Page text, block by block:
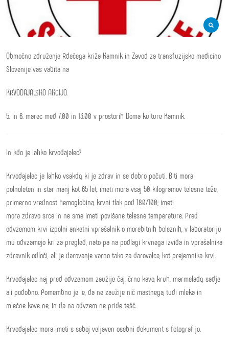
Območno združenje Rdečega križa Kamnik in Zavod za transfuzijsko medicino
Slovenije vas vabita na
KRVODAJALSKO AKCIJO.
5. in 6. marec med 7.00 in 13.00 v prostorih Doma kulture Kamnik.
In kdo je lahko krvodajalec?
Krvodajalec je lahko vsakdo, ki je zdrav in se dobro počuti. Biti mora
polnoleten in star manj kot 65 let, imeti mora vsaj 50 kilogramov telesne teže,
primerno vrednost hemoglobina, krvni tlak pod 180/100; imeti
mora zdravo srce in ne sme imeti povišane telesne temperature. Pred
odvzemom krvi izpolni anketni vprašalnik o morebitnih boleznih, v laboratoriju
mu odvzamejo kri za pregled, nato pa na podlagi krvnega izvida in vprašalnika
zdravnik odloči, ali je darovanje varno tako za darovalca, kot prejemnika krvi.
Krvodajalec naj pred odvzemom zaužije čaj, črno kavo, kruh, marmelado, sadje
ali podobno. Pomembno je le, da ne zaužije nič mastnega, tudi mleka in
mlečne kave ne, in da na odvzem ne pride tešč.
Krvodajalec mora imeti s seboj veljaven osebni dokument s fotografijo.